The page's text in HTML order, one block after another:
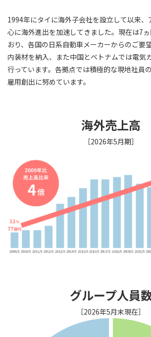
1994年にタイに海外子会社を設立して以来、
心に海外進出を加速してきました。現在は7
おり、各国の日系自動車メーカーからのご要
内装材を納入、また中国とベトナムでは電気
行っています。各拠点では積極的な現地社員
雇用創出に努めています。
海外売上高
［2026年5月期］
グループ人員
［2026年5月末現在］